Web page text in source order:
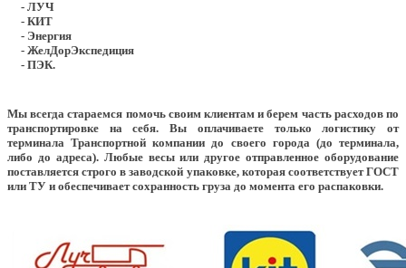
- ЛУЧ
- КИТ
- Энергия
- ЖелДорЭкспедиция
- ПЭК.
Мы всегда стараемся помочь своим клиентам и берем часть расходов по
транспортировке на себя. Вы оплачиваете только логистику от
терминала Транспортной компании до своего города (до терминала,
либо до адреса). Любые весы или другое отправленное оборудование
поставляется строго в заводской упаковке, которая соответствует ГОСТ
или ТУ и обеспечивает сохранность груза до момента его распаковки.